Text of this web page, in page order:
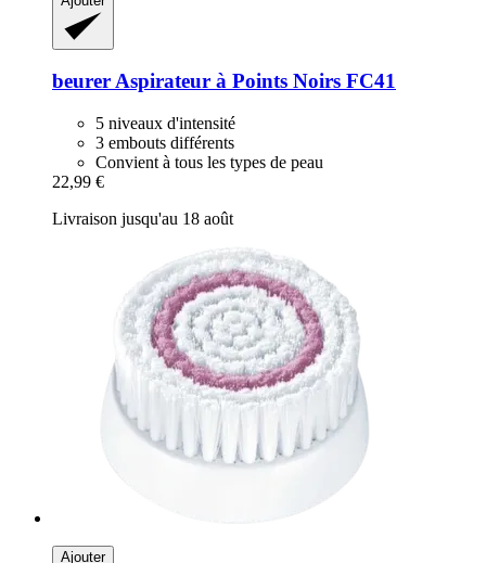
beurerAspirateur à Points Noirs FC41
5 niveaux d'intensité
3 embouts différents
Convient à tous les types de peau
22,99 €
Livraison jusqu'au 18 août
Ajouter